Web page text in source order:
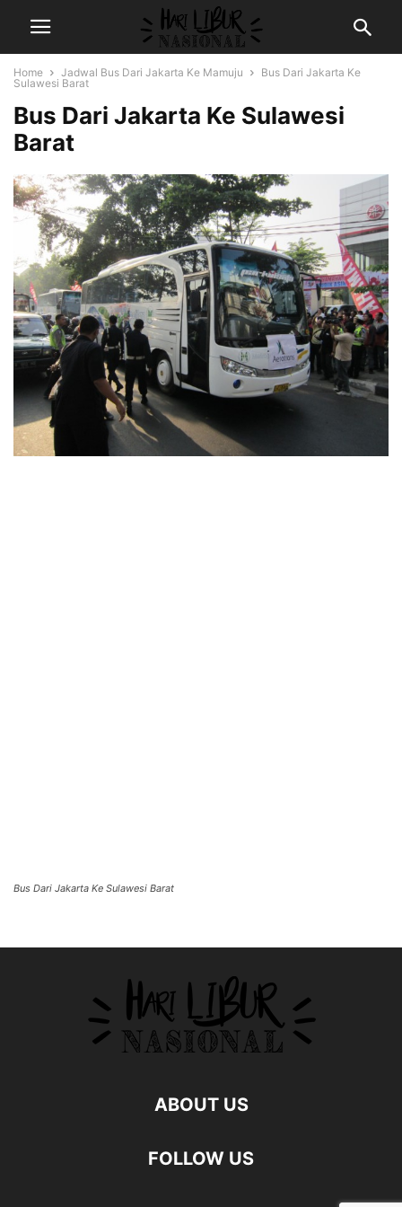
Home Jadwal Bus Dari Jakarta Ke Mamuju
Bus Dari Jakarta Ke
Sulawesi Barat
Bus Dari Jakarta Ke Sulawesi
Barat
Bus Dari Jakarta Ke Sulawesi Barat
ABOUT US
FOLLOW US